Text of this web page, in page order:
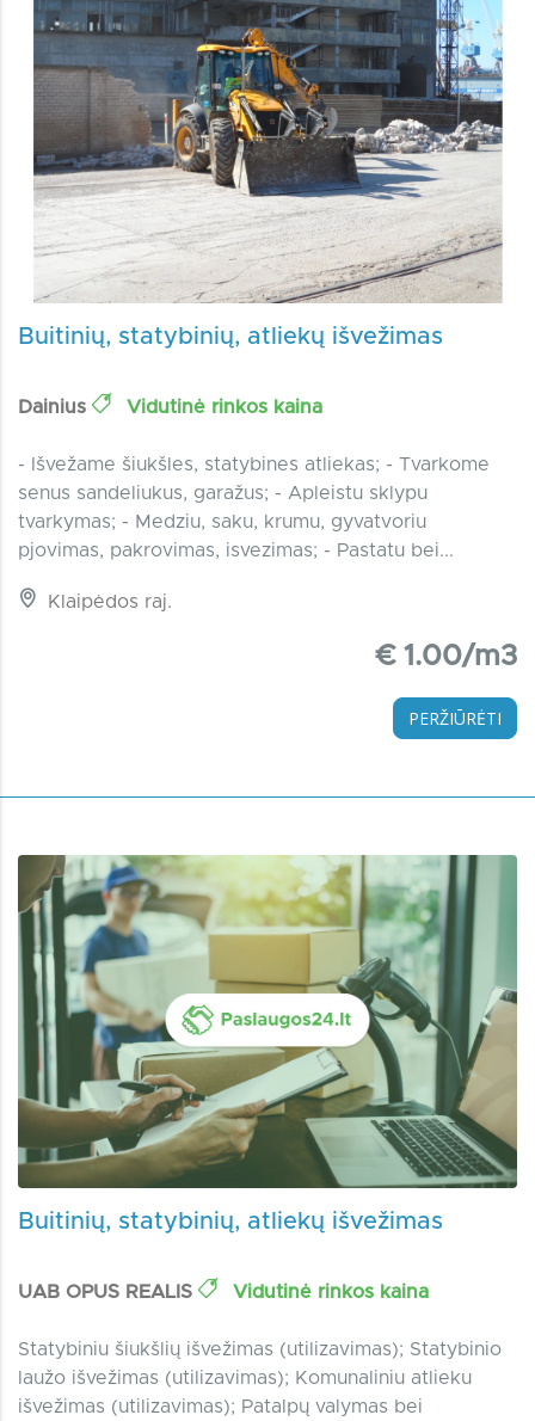
Buitinių, statybinių, atliekų išvežimas
Dainius Vidutinė rinkos kaina
- Išvežame šiukšles, statybines atliekas; - Tvarkome
senus sandeliukus, garažus; - Apleistu sklypu
tvarkymas; - Medziu, saku, krumu, gyvatvoriu
pjovimas, pakrovimas, isvezimas; - Pastatu bei...
Klaipėdos raj.
€ 1.00/m3
PERŽIŪRĖTI
Buitinių, statybinių, atliekų išvežimas
UAB OPUS REALIS Vidutinė rinkos kaina
Statybiniu šiukšlių išvežimas (utilizavimas); Statybinio
laužo išvežimas (utilizavimas); Komunaliniu atlieku
išvežimas (utilizavimas); Patalpų valymas bei